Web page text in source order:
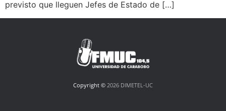
previsto que lleguen Jefes de Estado de […]
Copyright © 2026 DIMETEL-UC